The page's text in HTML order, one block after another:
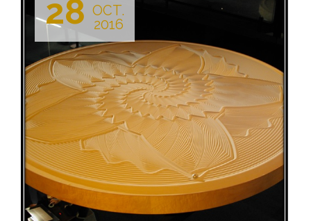
28 OCT.
2016